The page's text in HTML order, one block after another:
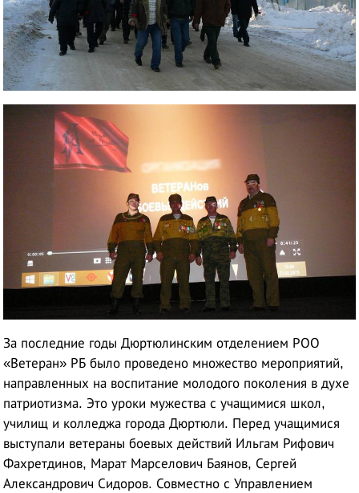
За последние годы Дюртюлинским отделением РОО
«Ветеран» РБ было проведено множество мероприятий,
направленных на воспитание молодого поколения в духе
патриотизма. Это уроки мужества с учащимися школ,
училищ и колледжа города Дюртюли. Перед учащимися
выступали ветераны боевых действий Ильгам Рифович
Фахретдинов, Марат Марселович Баянов, Сергей
Александрович Сидоров. Совместно с Управлением